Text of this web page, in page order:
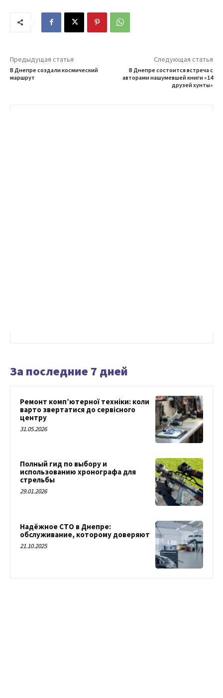
Предыдущая статья
В Днепре создали космический
маршрут
Следующая статья
В Днепре состоится встреча с
авторами нашумевшей книги «14
друзей хунты»
За последние 7 дней
Ремонт комп’ютерної техніки: коли
варто звертатися до сервісного
центру
31.05.2026
Полный гид по выбору и
использованию хронографа для
стрельбы
29.01.2026
Надёжное СТО в Днепре:
обслуживание, которому доверяют
21.10.2025